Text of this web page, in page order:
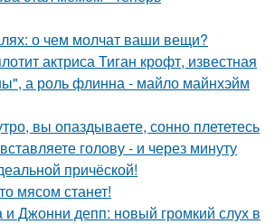
о чем молчат ваши вещи?
актриса Тиган крофт, известная
а роль флинна - майло майнхэйм
вы опаздываете, сонно плететесь
голову - и через минуту
причёской!
мясом станет!
и Джонни депп: новый громкий слух в